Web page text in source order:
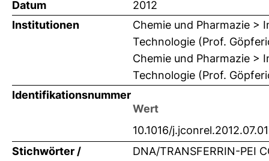
Datum
2012
Institutionen
Chemie und Pharmazie >
Technologie (Prof.
Chemie und Pharmazie >
Technologie (Prof.
Identifikationsnummer
Wert
10.1016/
Stichwörter /
DNA/TRANSFERRIN-PEI